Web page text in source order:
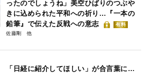
ったのでしょうね」美空ひばりのつぶや
きに込められた平和への祈り…『一本の
鉛筆』で伝えた反戦への意志
有料
佐藤剛
「日経に紹介してほしい」が合言葉に…